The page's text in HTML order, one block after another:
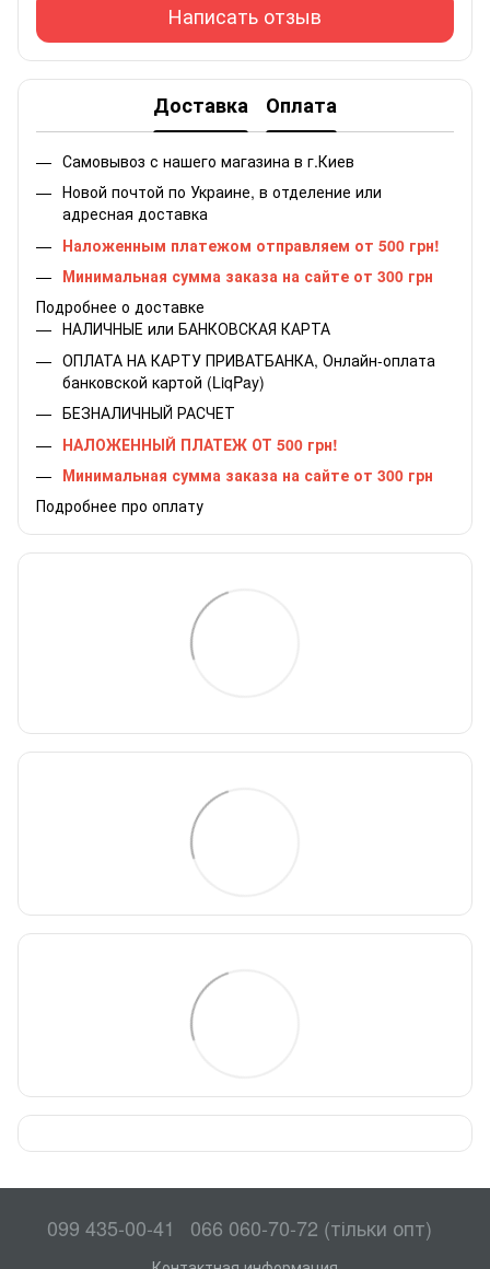
Написать отзыв
Доставка Оплата
Самовывоз с нашего магазина в г.Киев
Новой почтой по Украине, в отделение или
адресная доставка
Наложенным платежом отправляем от 500 грн!
Минимальная сумма заказа на сайте от 300 грн
Подробнее о доставке
НАЛИЧНЫЕ или БАНКОВСКАЯ КАРТА
ОПЛАТА НА КАРТУ ПРИВАТБАНКА, Онлайн-оплата
банковской картой (LiqPay)
БЕЗНАЛИЧНЫЙ РАСЧЕТ
НАЛОЖЕННЫЙ ПЛАТЕЖ ОТ 500 грн!
Минимальная сумма заказа на сайте от 300 грн
Подробнее про оплату
099 435-00-41 066 060-70-72 (тільки опт)